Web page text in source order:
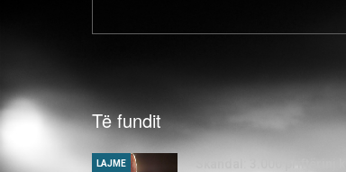
Të fundit
LAJME